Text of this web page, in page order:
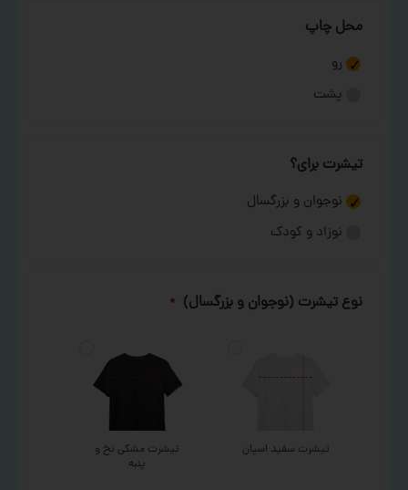
محل چاپ
رو
پشت
تیشرت برای؟
نوجوان و بزرگسال
نوزاد و کودک
نوع تیشرت (نوجوان و بزرگسال) *
تیشرت سفید اسپان
تیشرت مشکی نخ و
پنبه